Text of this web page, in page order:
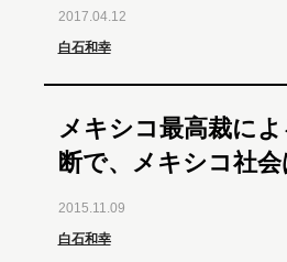
2017.04.12
白石和幸
メキシコ最高裁に
断で、メキシコ社
2015.11.09
白石和幸